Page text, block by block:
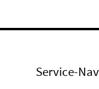
Service-